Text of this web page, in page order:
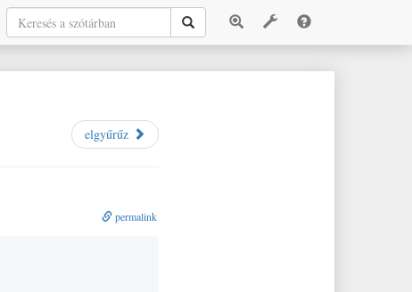
elgyűrűz
permalink